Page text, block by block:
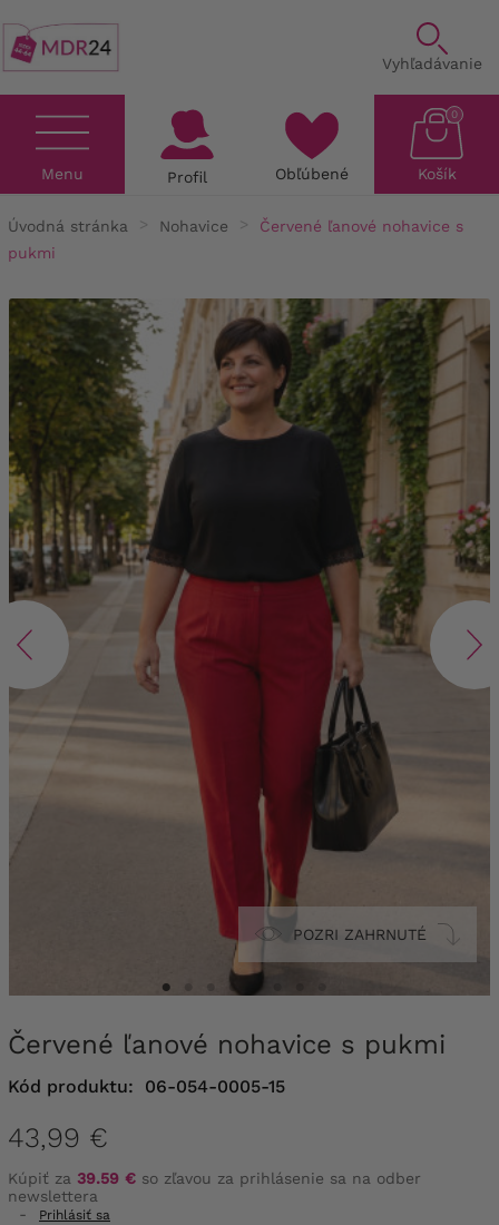
Vyhľadávanie
Menu Profil Obľúbené Košík
0
Úvodná stránka Nohavice
Červené ľanové nohavice s
pukmi
POZRI ZAHRNUTÉ
Červené ľanové nohavice s pukmi
Kód produktu: 06-054-0005-15
43,99 €
Kúpiť za 39.59 € so zľavou za prihlásenie sa na odber
newslettera
-
Prihlásiť sa